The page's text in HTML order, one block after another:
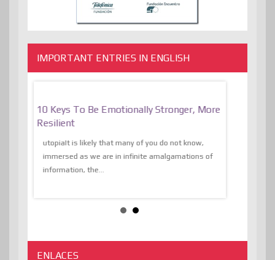
IMPORTANT ENTRIES IN ENGLISH
10 Keys To Be Emotionally Stronger, More
Resilient
utopiaIt is likely that many of you do not know,
immersed as we are in infinite amalgamations of
information, the...
ENLACES